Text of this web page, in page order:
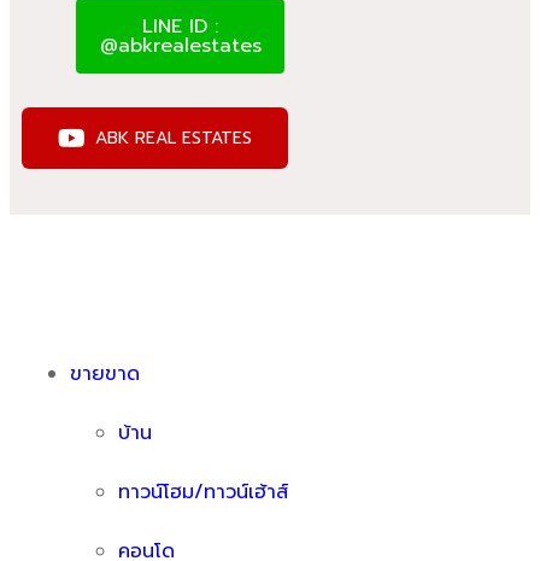
LINE ID :
@abkrealestates
ABK REAL ESTATES
ขายขาด
บ้าน
ทาวน์โฮม/ทาวน์เฮ้าส์
คอนโด